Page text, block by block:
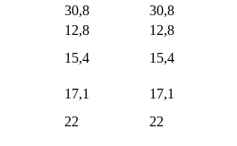
30,8
30,8
12,8
12,8
15,4
15,4
17,1
17,1
22 22